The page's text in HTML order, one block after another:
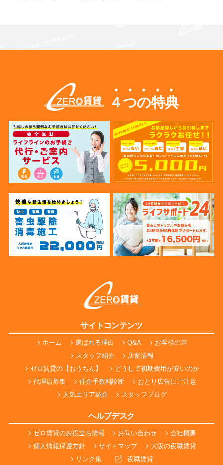
４つの特典
サイトコンテンツ
ホーム 選ばれる理由 Q&A
お客様の声
スタッフ紹介
店舗情報
ゼロ賃貸の【おうちん】
どうして初期費用が安いのか
代理店募集
仲介手数料診断
おとり広告にご注意
人気エリア紹介
スタッフブログ
ヘルプデスク
ゼロ賃貸のお役立ち情報 お問い合わせ
会社概要
個人情報保護方針
サイトマップ
大阪の夜職賃貸
リンク集
夜職賃貸